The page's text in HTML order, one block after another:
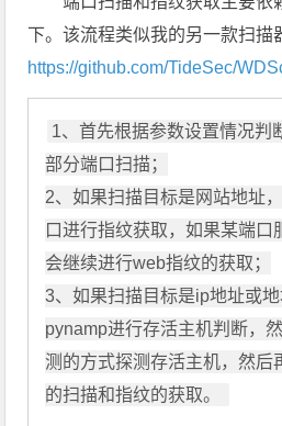
下。该流程类似我的另一款扫描
https://github.com/TideSec/
1、首先根据参数设置情况判
部分端口扫描；
2、如果扫描目标是网站地址
口进行指纹获取，如果某端口
会继续进行web指纹的获取；
3、如果扫描目标是ip地址或
pynamp进行存活主机判断，
测的方式探测存活主机，然后
的扫描和指纹的获取。